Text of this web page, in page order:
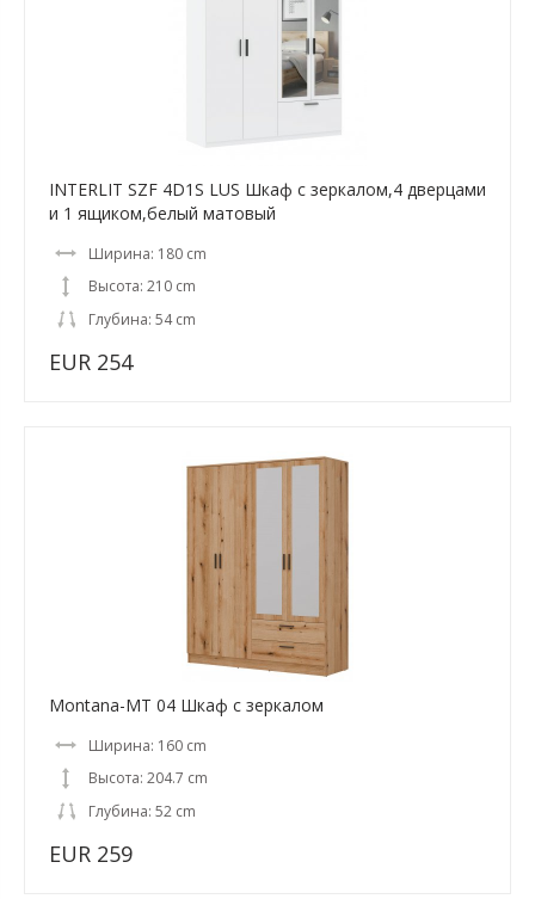
INTERLIT SZF 4D1S LUS Шкаф с зеркалом,4 дверцами
и 1 ящиком,белый матовый
Ширина: 180 cm
Высота: 210 cm
Глубина: 54 cm
EUR 254
Montana-MT 04 Шкаф с зеркалом
Ширина: 160 cm
Высота: 204.7 cm
Глубина: 52 cm
EUR 259